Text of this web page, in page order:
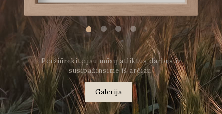
Peržiūrėkite jau mūsų atliktus darbus ir
susipažinsime iš arčiau.
Galerija